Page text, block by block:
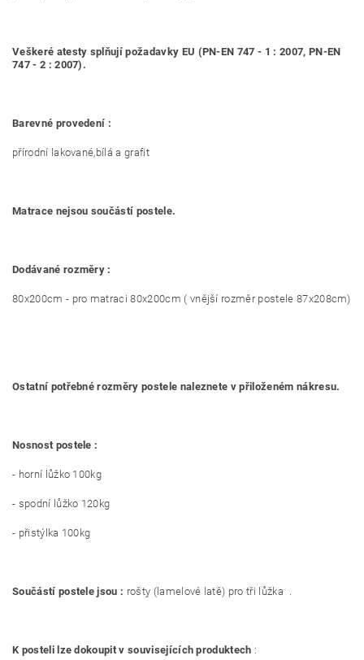
Veškeré atesty splňují požadavky EU (PN-EN 747 - 1 : 2007, PN-EN
747 - 2 : 2007).
Barevné provedení :
přírodní lakované,bílá a grafit
Matrace nejsou součástí postele.
Dodávané rozměry :
80x200cm - pro matraci 80x200cm ( vnější rozměr postele 87x208cm)
Ostatní potřebné rozměry postele naleznete v přiloženém nákresu.
Nosnost postele :
- horní lůžko 100kg
- spodní lůžko 120kg
- přistýlka 100kg
Součástí postele jsou : rošty (lamelové latě) pro tři lůžka .
K posteli lze dokoupit v souvisejících produktech :